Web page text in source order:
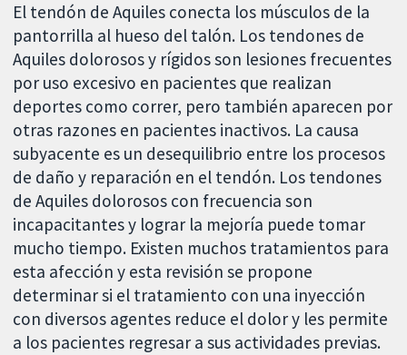
El tendón de Aquiles conecta los músculos de la
pantorrilla al hueso del talón. Los tendones de
Aquiles dolorosos y rígidos son lesiones frecuentes
por uso excesivo en pacientes que realizan
deportes como correr, pero también aparecen por
otras razones en pacientes inactivos. La causa
subyacente es un desequilibrio entre los procesos
de daño y reparación en el tendón. Los tendones
de Aquiles dolorosos con frecuencia son
incapacitantes y lograr la mejoría puede tomar
mucho tiempo. Existen muchos tratamientos para
esta afección y esta revisión se propone
determinar si el tratamiento con una inyección
con diversos agentes reduce el dolor y les permite
a los pacientes regresar a sus actividades previas.